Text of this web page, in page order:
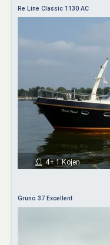
Re Line Classic 1130 AC
4+ 1 Kojen
Gruno 37 Excellent